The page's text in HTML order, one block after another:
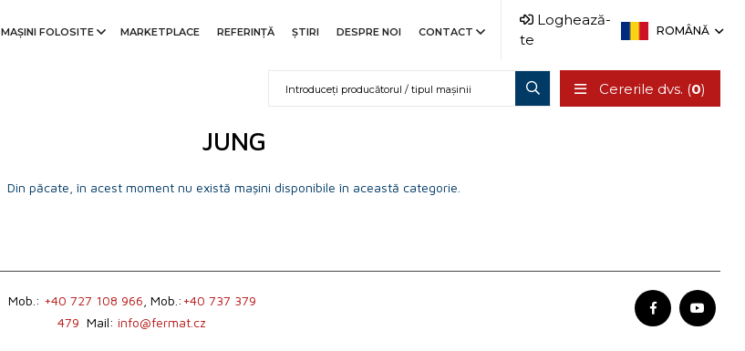
MAȘINI FOLOSITE MARKETPLACE REFERINŢĂ ȘTIRI DESPRE NOI CONTACT
Loghează-
te
ROMÂNĂ
Cererile dvs. (0)
JUNG
Din păcate, în acest moment nu există mașini disponibile în această categorie.
Mob.: +40 727 108 966 , Mob.:+40 737 379
479 Mail: info@fermat.cz